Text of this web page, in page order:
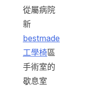
從屬病院
新
bestmade
工學椅區
手術室的
歇息室